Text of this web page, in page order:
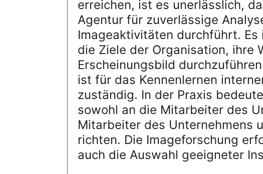
erreichen, ist es unerlässlich,
Agentur für zuverlässige
Imageaktivitäten durchführt.
die Ziele der Organisation, ihre
Erscheinungsbild
ist für das Kennenlernen
zuständig. In der Praxis
sowohl an die Mitarbeiter des
Mitarbeiter des Unternehmens
richten. Die Imageforschung
auch die Auswahl geeigneter